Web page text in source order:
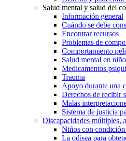
Salud mental y salud del
Información general
Cuándo se debe
Encontrar recursos
Problemas de
Comportamiento
Salud mental en
Medicamentos
Trauma
Apoyo durante una
Derechos de recibir
Malas
Sistema de justicia
Discapacidades múltiples,
Niños con
La odisea para